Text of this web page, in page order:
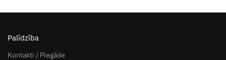
Palīdzība
Kontakti / Piegāde